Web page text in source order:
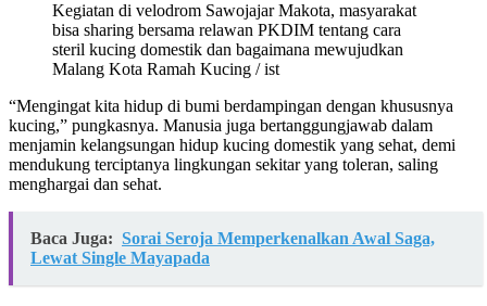
Kegiatan di velodrom Sawojajar Makota, masyarakat
bisa sharing bersama relawan PKDIM tentang cara
steril kucing domestik dan bagaimana mewujudkan
Malang Kota Ramah Kucing / ist
“Mengingat kita hidup di bumi berdampingan dengan khususnya
kucing,” pungkasnya. Manusia juga bertanggungjawab dalam
menjamin kelangsungan hidup kucing domestik yang sehat, demi
mendukung terciptanya lingkungan sekitar yang toleran, saling
menghargai dan sehat.
Baca Juga: Sorai Seroja Memperkenalkan Awal Saga,
Lewat Single Mayapada